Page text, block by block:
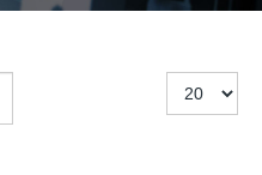
Počet
zobrazení